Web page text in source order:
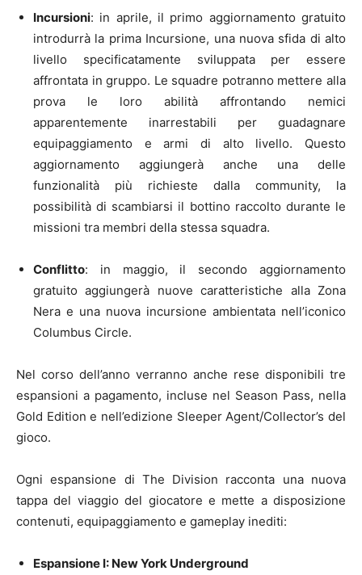
Incursioni: in aprile, il primo aggiornamento gratuito
introdurrà la prima Incursione, una nuova sfida di alto
livello specificatamente sviluppata per essere
affrontata in gruppo. Le squadre potranno mettere alla
prova le loro abilità affrontando nemici
apparentemente inarrestabili per guadagnare
equipaggiamento e armi di alto livello. Questo
aggiornamento aggiungerà anche una delle
funzionalità più richieste dalla community, la
possibilità di scambiarsi il bottino raccolto durante le
missioni tra membri della stessa squadra.
Conflitto: in maggio, il secondo aggiornamento
gratuito aggiungerà nuove caratteristiche alla Zona
Nera e una nuova incursione ambientata nell’iconico
Columbus Circle.
Nel corso dell’anno verranno anche rese disponibili tre
espansioni a pagamento, incluse nel Season Pass, nella
Gold Edition e nell’edizione Sleeper Agent/Collector’s del
gioco.
Ogni espansione di The Division racconta una nuova
tappa del viaggio del giocatore e mette a disposizione
contenuti, equipaggiamento e gameplay inediti:
Espansione I: New York Underground